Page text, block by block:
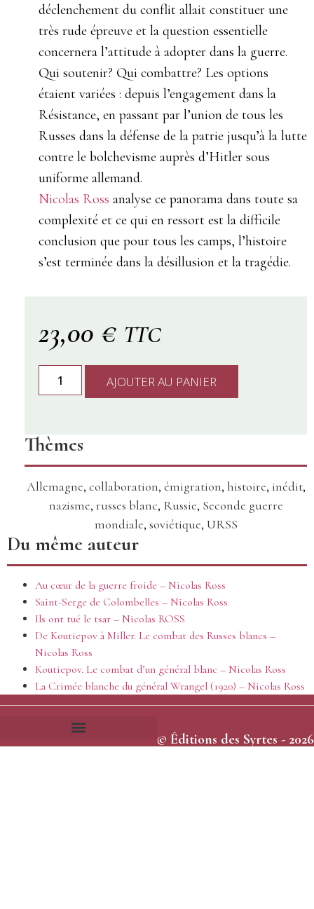
déclenchement du conflit allait constituer une
très rude épreuve et la question essentielle
concernera l’attitude à adopter dans la guerre.
Qui soutenir? Qui combattre? Les options
étaient variées : depuis l’engagement dans la
Résistance, en passant par l’union de tous les
Russes dans la défense de la patrie jusqu’à la lutte
contre le bolchevisme auprès d’Hitler sous
uniforme allemand.
Nicolas Ross analyse ce panorama dans toute sa
complexité et ce qui en ressort est la difficile
conclusion que pour tous les camps, l’histoire
s’est terminée dans la désillusion et la tragédie.
23,00 € TTC
AJOUTER AU PANIER
Thèmes
Allemagne, collaboration, émigration, histoire, inédit,
nazisme, russes blanc, Russie, Seconde guerre
mondiale, soviétique, URSS
Du même auteur
Au cœur de la guerre froide – Nicolas Ross
Saint-Serge de Colombelles – Nicolas Ross
Ils ont tué le tsar – Nicolas ROSS
De Koutiepov à Miller. Le combat des Russes blancs –
Nicolas Ross
Koutiepov. Le combat d’un général blanc – Nicolas Ross
La Crimée blanche du général Wrangel (1920) – Nicolas Ross
© Éditions des Syrtes - 2026